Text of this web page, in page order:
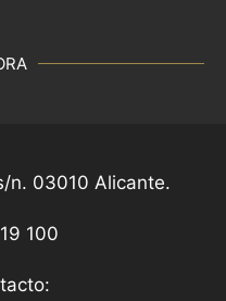
n. 03010 Alicante.
100